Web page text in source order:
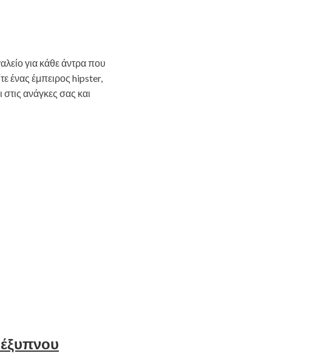
για κάθε άντρα που
ένας έμπειρος hipster,
ανάγκες σας και